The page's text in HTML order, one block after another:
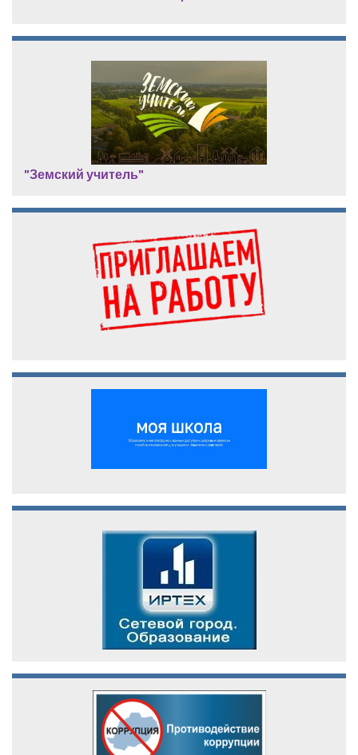
"Земский учитель"